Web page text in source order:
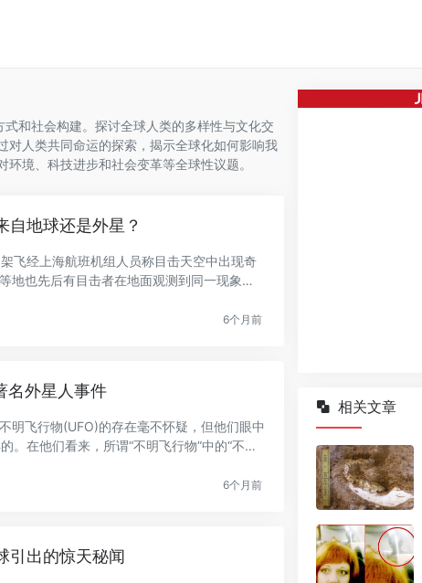
和社会构建。探讨全球人类的多样性与文化交
对人类共同命运的探索，揭示全球化如何影响我
境、科技进步和社会变革等全球性议题。
自地球还是外星？
飞经上海航班机组人员称目击天空中出现奇
地也先后有目击者在地面观测到同一现象，
6个月前
名外星人事件
明飞行物(UFO)的存在毫不怀疑，但他们眼中
。在他们看来，所谓“不明飞行物”中的“不
6个月前
引出的惊天秘闻
相关文章